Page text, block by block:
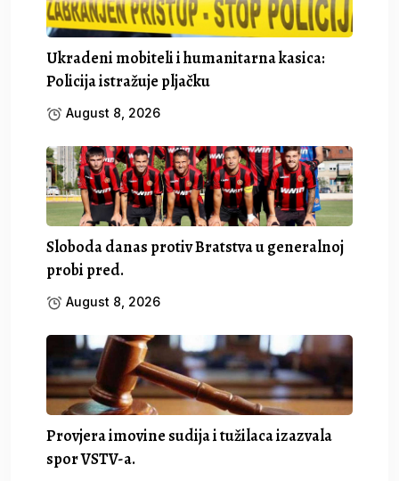
Ukradeni mobiteli i humanitarna kasica:
Policija istražuje pljačku
August 8, 2026
Sloboda danas protiv Bratstva u generalnoj
probi pred.
August 8, 2026
Provjera imovine sudija i tužilaca izazvala
spor VSTV-a.